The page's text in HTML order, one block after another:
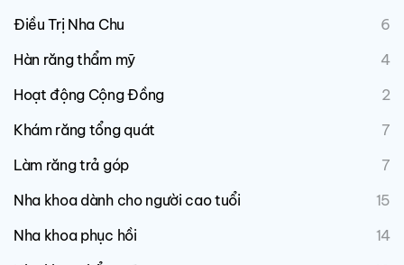
Điều Trị Nha Chu
6
Hàn răng thẩm mỹ
4
Hoạt động Cộng Đồng
2
Khám răng tổng quát
7
Làm răng trả góp
7
Nha khoa dành cho người cao tuổi
15
Nha khoa phục hồi
14